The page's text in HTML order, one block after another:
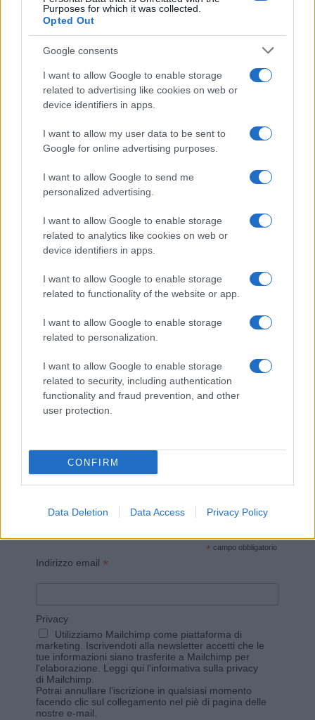
Purposes for which it was collected.
Opted Out
Google consents
I want to allow Google to enable storage
related to advertising like cookies on web or
device identifiers in apps.
I want to allow my user data to be sent to
Google for online advertising purposes.
I want to allow Google to send me
personalized advertising.
I want to allow Google to enable storage
related to analytics like cookies on web or
device identifiers in apps.
I want to allow Google to enable storage
related to functionality of the website or app.
I want to allow Google to enable storage
related to personalization.
I want to allow Google to enable storage
related to security, including authentication
functionality and fraud prevention, and other
user protection.
CONFIRM
Data Deletion Data Access Privacy Policy
Martina Agostina Diturco
I nostri cari
I nostri cari
Invia un Comunicato Stampa|Pubblicità|
Vuoi rimanere sempre aggiornato?
Iscriviti alla newsletter di Gallura Oggi e ricevi le nostre
* campo obbligatorio
Indirizzo email *
Privacy
Utilizziamo Mailchimp come piattaforma di
marketing. Iscrivendoti alla newsletter accetti che le
tue informazioni siano trasferite a Mailchimp per
l'elaborazione. Leggi qui l'informativa sulla privacy
di Mailchimp
Potrai annullare l'iscrizione in qualsiasi momento
facendo clic sul collegamento nel piè di pagina delle
nostre e-mail.